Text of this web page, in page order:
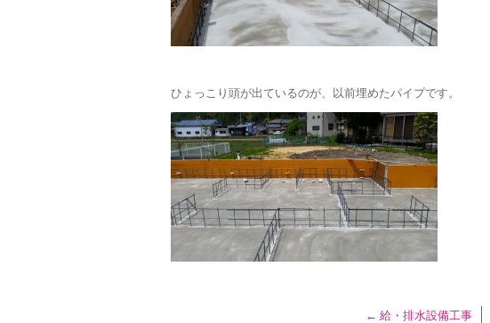
ひょっこり頭が出ているのが、以前埋めたパイプです。
← 給・排水設備工事